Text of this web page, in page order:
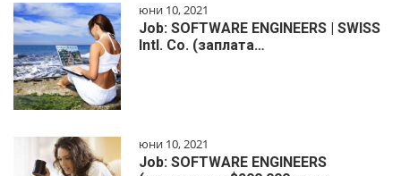
юни 10, 2021
Job: SOFTWARE ENGINEERS | SWISS
Intl. Co. (заплата…
юни 10, 2021
Job: SOFTWARE ENGINEERS